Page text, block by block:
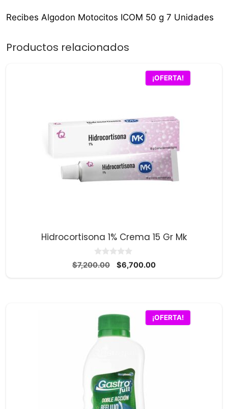
Recibes Algodon Motocitos ICOM 50 g 7 Unidades
Productos relacionados
¡OFERTA!
Hidrocortisona 1% Crema 15 Gr Mk
0
d
$7,200.00
El
$6,700.00El
¡OFERTA!